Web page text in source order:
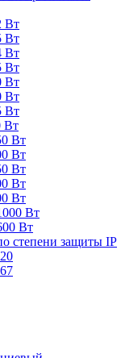
Вт
Вт
Вт
Вт
Вт
Вт
Вт
Вт
Вт
Вт
Вт
Вт
Вт
Вт
Вт
степени защиты IP